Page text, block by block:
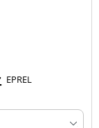
EPREL